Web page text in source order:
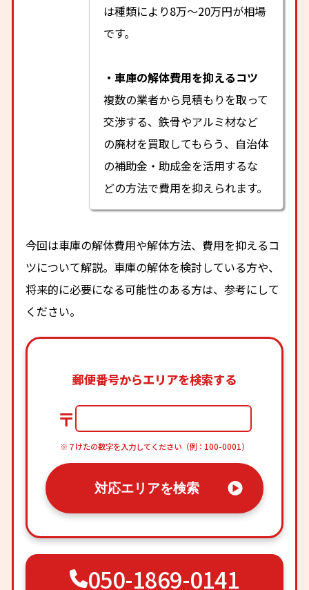
は種類により8万〜20万円が相場
です。
・車庫の解体費用を抑えるコツ
複数の業者から見積もりを取って
交渉する、鉄骨やアルミ材など
の廃材を買取してもらう、自治体
の補助金・助成金を活用するな
どの方法で費用を抑えられます。
今回は車庫の解体費用や解体方法、費用を抑えるコ
ツについて解説。車庫の解体を検討している方や、
将来的に必要になる可能性のある方は、参考にして
ください。
郵便番号からエリアを検索する
〒
※７けたの数字を入力してください（例：100-0001）
対応エリアを検索
050-1869-0141